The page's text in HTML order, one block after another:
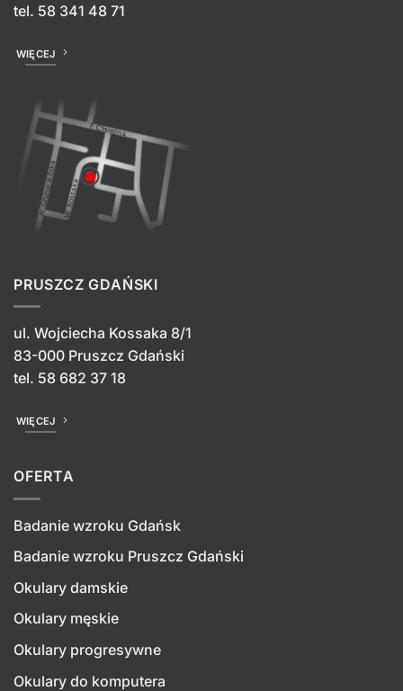
tel. 58 341 48 71
WIĘCEJ
PRUSZCZ GDAŃSKI
ul. Wojciecha Kossaka 8/1
83-000 Pruszcz Gdański
tel. 58 682 37 18
WIĘCEJ
OFERTA
Badanie wzroku Gdańsk
Badanie wzroku Pruszcz Gdański
Okulary damskie
Okulary męskie
Okulary progresywne
Okulary do komputera